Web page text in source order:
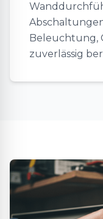
Beleuchtung,
zuverlässig